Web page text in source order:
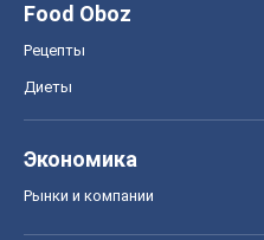
Food Oboz
Рецепты
Диеты
Экономика
Рынки и компании